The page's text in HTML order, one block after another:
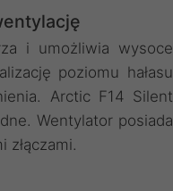
i umożliwia wysoce
poziomu hałasu
Arctic F14 Silent
Wentylator posiada
złączami.